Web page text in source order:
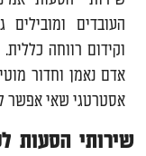
העובדים
וקידום רווחה
אדם נאמן וחדור
אסטרטגי שאי אפשר
שירותי הסעות